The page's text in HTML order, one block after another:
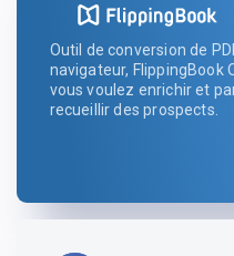
Outil de conversion de
navigateur, FlippingBook
vous voulez enrichir et
recueillirdes prospects.